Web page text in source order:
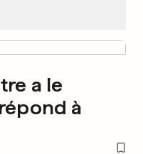
a le
à